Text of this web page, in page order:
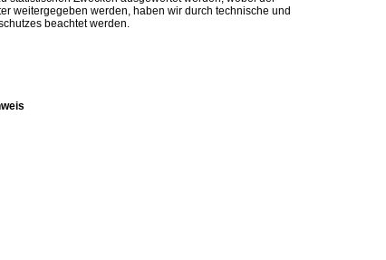
weitergegeben werden, haben wir durch technische und
beachtet werden.
oder eine behördliche Anordnung vorliegt.